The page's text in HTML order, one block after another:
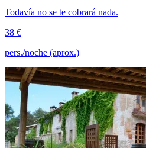
Todavía no se te cobrará nada.
38 €
pers./noche (aprox.)